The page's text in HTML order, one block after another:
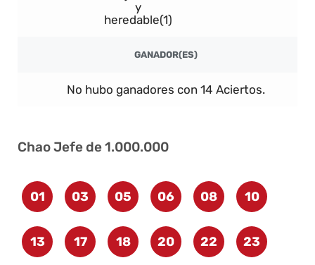
y
heredable(1)
GANADOR(ES)
No hubo ganadores con 14 Aciertos.
Chao Jefe de 1.000.000
01 03 05 06 08 10
13 17 18 20 22 23